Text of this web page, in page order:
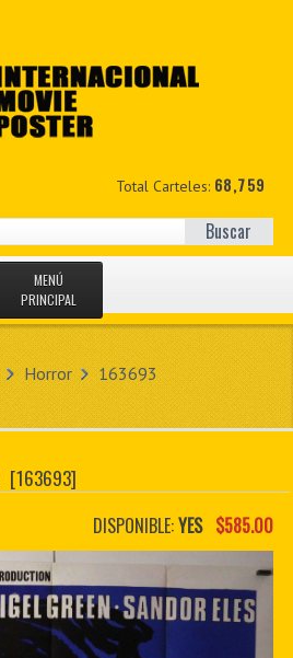
Total Carteles: 68,759
Buscar
MENÚ
PRINCIPAL
MIS DATOS
CONTACTO
CUSTOM PDF
Horror 163693
[163693]
DISPONIBLE:YES $585.00